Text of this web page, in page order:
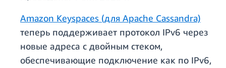
Amazon Keyspaces (для Apache Cassandra)
теперь поддерживает протокол IPv6 через
новые адреса с двойным стеком,
обеспечивающие подключение как по IPv6,